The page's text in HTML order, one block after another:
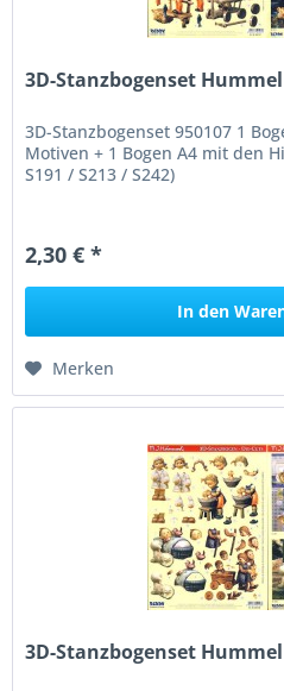
3D-Stanzbogenset Hummel
3D-Stanzbogenset 950107 1
Motiven + 1 Bogen A4 mit den
S191 / S213 / S242)
2,30 € *
In den
Merken
3D-Stanzbogenset Hummel